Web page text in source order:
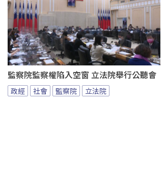
監察院監察權陷入空窗 立法院舉行公聽會
政經 社會 監察院 立法院